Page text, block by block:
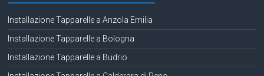
Installazione Tapparelle a Anzola Emilia
Installazione Tapparelle a Bologna
Installazione Tapparelle a Budrio